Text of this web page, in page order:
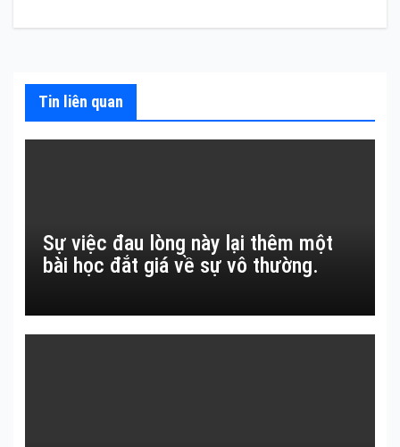
viết
Tin liên quan
Sự việc đau lòng này lại thêm một
bài học đắt giá về sự vô thường.